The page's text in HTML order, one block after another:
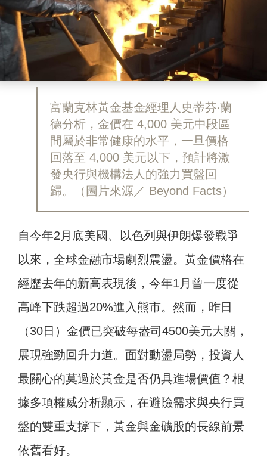
富蘭克林黃金基金經理人史蒂芬‧蘭
德分析，金價在 4,000 美元中段區
間屬於非常健康的水平，一旦價格
回落至 4,000 美元以下，預計將激
發央行與機構法人的強力買盤回
歸。（圖片來源／ Beyond Facts）
自今年2月底美國、以色列與伊朗爆發戰爭
以來，全球金融市場劇烈震盪。黃金價格在
經歷去年的新高表現後，今年1月曾一度從
高峰下跌超過20%進入熊市。然而，昨日
（30日）金價已突破每盎司4500美元大關，
展現強勁回升力道。面對動盪局勢，投資人
最關心的莫過於黃金是否仍具進場價值？根
據多項權威分析顯示，在避險需求與央行買
盤的雙重支撐下，黃金與金礦股的長線前景
依舊看好。